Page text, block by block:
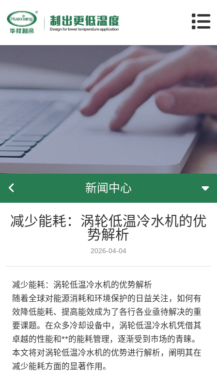
产品中心
应用领域
客户案例
立即咨询
新闻中心
减少能耗：涡轮低温冷水机的优
势解析
2026-04-04
减少能耗：涡轮低温冷水机的优势解析
随着全球对能源消耗和环境保护的日益关注，如何有
效降低能耗、提高能效成为了各行各业亟待解决的重
要课题。在众多冷却设备中，涡轮低温冷水机凭借其
卓越的性能和**的能耗管理，逐渐受到市场的青睐。
本文将对涡轮低温冷水机的优势进行解析，阐明其在
减少能耗方面的显著作用。